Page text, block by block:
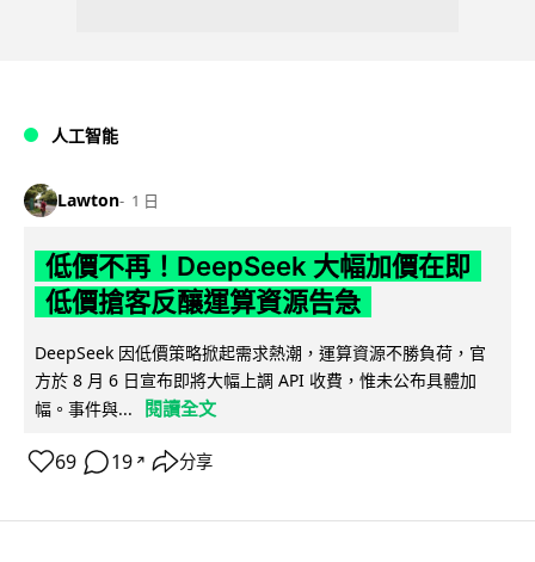
人工智能
Lawton 1 日
低價不再！DeepSeek 大幅加價在即
低價搶客反釀運算資源告急
DeepSeek 因低價策略掀起需求熱潮，運算資源不勝負荷，官
方於 8 月 6 日宣布即將大幅上調 API 收費，惟未公布具體加
幅。事件與...
閱讀全文
69 19 ↗ 分享